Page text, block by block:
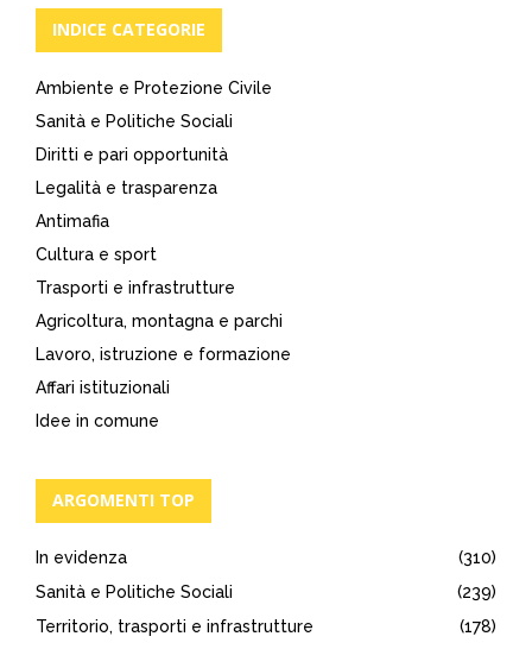
INDICE CATEGORIE
Ambiente e Protezione Civile
Sanità e Politiche Sociali
Diritti e pari opportunità
Legalità e trasparenza
Antimafia
Cultura e sport
Trasporti e infrastrutture
Agricoltura, montagna e parchi
Lavoro, istruzione e formazione
Affari istituzionali
Idee in comune
ARGOMENTI TOP
In evidenza
(310)
Sanità e Politiche Sociali
(239)
Territorio, trasporti e infrastrutture
(178)